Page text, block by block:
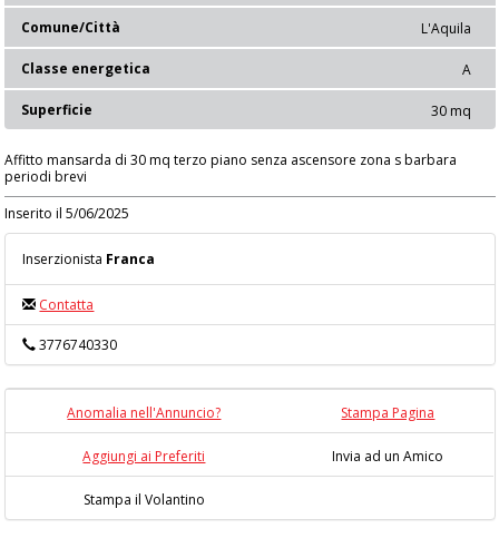
L'Aquila
Comune/Città
A
Classe energetica
30 mq
Superficie
Affitto mansarda di 30 mq terzo piano senza ascensore zona s barbara
periodi brevi
Inserito il 5/06/2025
Inserzionista Franca
Contatta
3776740330
Anomalia nell'Annuncio? Stampa Pagina
Aggiungi ai Preferiti Invia ad un Amico
Stampa il Volantino